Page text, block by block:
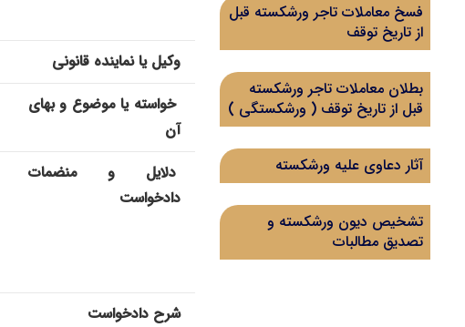
فسخ معاملات تاجر ورشکسته قبل
از تاریخ توقف
بطلان معاملات تاجر ورشکسته
قبل از تاریخ توقف ( ورشکستگی )
آثار دعاوی علیه ورشکسته
تشخیص دیون ورشکسته و
تصدیق مطالبات
وکیل یا نماینده قانونی
خواسته یا موضوع و بهای
آن
دلایل و منضمات
دادخواست
شرح دادخواست